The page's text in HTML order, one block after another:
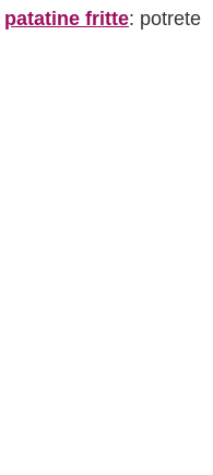
patatine fritte: potrete